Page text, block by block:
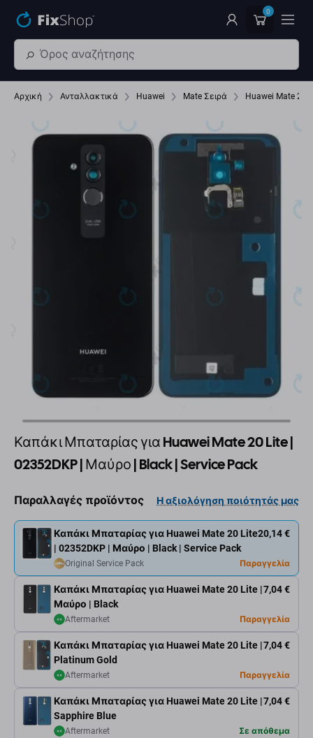
0
Αρχική Ανταλλακτικά Huawei Mate Σειρά Huawei Mate 20
Καπάκι Μπαταρίας για Huawei Mate 20 Lite |
02352DKP | Μαύρο | Black | Service Pack
Παραλλαγές προϊόντος Η αξιολόγηση ποιότητάς μας
Καπάκι Μπαταρίας για Huawei Mate 20 Lite |
Μαύρο | Black
7,04 €
Aftermarket Παραγγελία
Καπάκι Μπαταρίας για Huawei Mate 20 Lite |
Platinum Gold
7,04 €
Aftermarket Παραγγελία
Καπάκι Μπαταρίας για Huawei Mate 20 Lite |
Sapphire Blue
7,04 €
Aftermarket Σε απόθεμα
Καπάκι Μπαταρίας για Huawei Mate 20 Lite
| 02352DKP | Μαύρο | Black | Service Pack
20,14 €
Original Service Pack Παραγγελία